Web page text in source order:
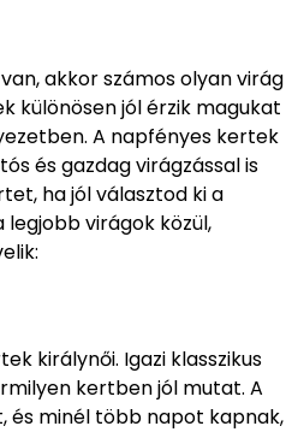
akkor számos olyan virág
különösen jól érzik magukat
A napfényes kertek
és gazdag virágzással is
ha jól választod ki a
virágok közül,
királynői. Igazi klasszikus
kertben jól mutat. A
és minél több napot kapnak,